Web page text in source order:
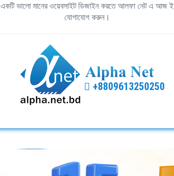
একটি ভালো মানের ওয়েবসাইট ডিজাইন করতে আলফা নেট এ আজ ই
যোগাযোগ করুন।
+8809613250250